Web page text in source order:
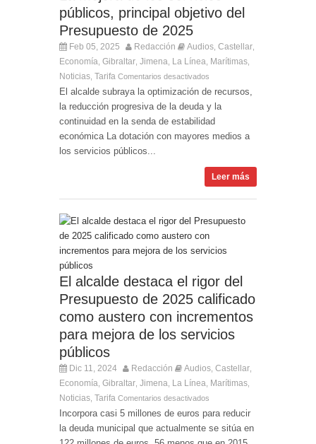
públicos, principal objetivo del
Presupuesto de 2025
Feb 05, 2025 Redacción Audios Castellar
Economía Gibraltar Jimena La Línea Marítimas
Noticias Tarifa Comentarios desactivados
El alcalde subraya la optimización de recursos,
la reducción progresiva de la deuda y la
continuidad en la senda de estabilidad
económica La dotación con mayores medios a
los servicios públicos...
Leer más
El alcalde destaca el rigor del
Presupuesto de 2025 calificado
como austero con incrementos
para mejora de los servicios
públicos
Dic 11, 2024 Redacción Audios Castellar
Economía Gibraltar Jimena La Línea Marítimas
Noticias Tarifa Comentarios desactivados
Incorpora casi 5 millones de euros para reducir
la deuda municipal que actualmente se sitúa en